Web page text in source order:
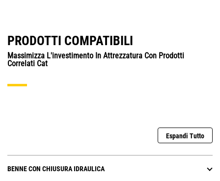
PRODOTTI COMPATIBILI
Massimizza L'investimento In Attrezzatura Con Prodotti
Correlati Cat
Espandi Tutto
BENNE CON CHIUSURA IDRAULICA